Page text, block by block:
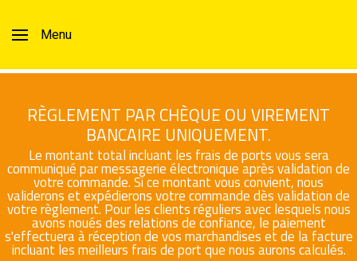
Menu
RÈGLEMENT PAR CHÈQUE OU VIREMENT
BANCAIRE UNIQUEMENT.
Le montant total incluant les frais de ports vous sera
communiqué par messagerie électronique après validation de
votre commande. Si ce montant vous convient, nous
validerons et expédierons votre commande dès validation de
votre règlement. Pour les clients réguliers avec lesquels nous
avons noués des relations de confiance, le paiement
s'effectuera à réception de vos marchandises et de la facture
incluant les meilleurs frais de port que nous aurons calculés.